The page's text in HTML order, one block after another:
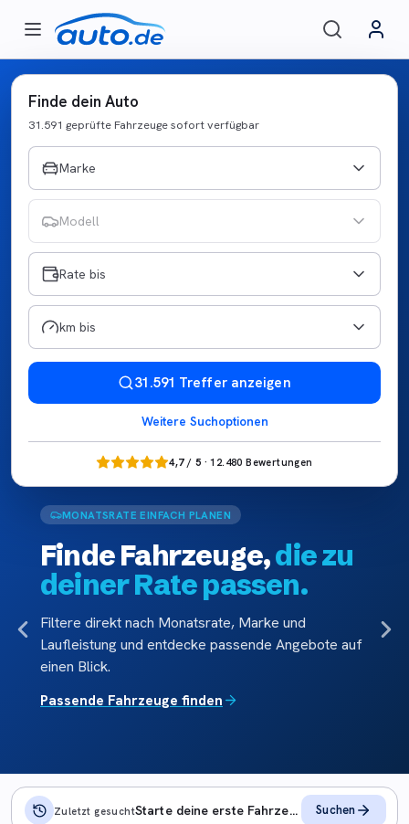
PLANEN
die zu
passen.
Monatsrate, Marke und
entdecke passende Angebote auf
finden
Rate,
einen
Vergleiche
Finde dein Auto
31.591 geprüfte Fahrzeuge sofort verfügbar
Marke
Modell
Rate bis
km bis
31.591 Treffer anzeigen
Weitere Suchoptionen
4,7 / 5 · 12.480 Bewertungen
Zuletzt gesucht Starte deine erste Fahrzeugsuche Suchen